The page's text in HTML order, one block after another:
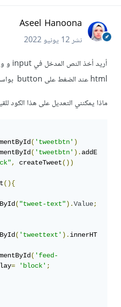
Aseel Hanoona
نشر12 يونيو 2022
html عند الضغط على button بواسطة JavaScript
ماذا يمكنني التعديل على هذا الكود
('tweetbtn')
('tweetbtn').addE
, createTweet())
(){
("tweet-text").Value;
('tweettext').innerHT
('feed-
= 'block';